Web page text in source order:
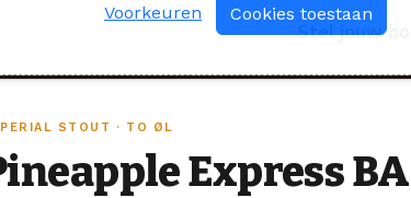
Stel jouw
STOUT · TO ØL
Express BA
Voorkeuren Cookies toestaan